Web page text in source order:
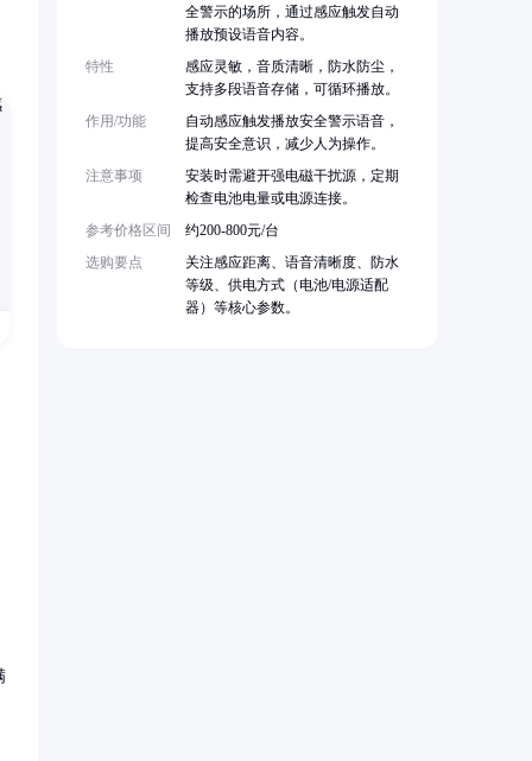
全警示的场所，通过感应触发自动
播放预设语音内容。
特性
感应灵敏，音质清晰，防水防尘，
支持多段语音存储，可循环播放。
作用/功能
自动感应触发播放安全警示语音，
提高安全意识，减少人为操作。
注意事项
安装时需避开强电磁干扰源，定期
检查电池电量或电源连接。
参考价格区间
约200-800元/台
选购要点
关注感应距离、语音清晰度、防水
等级、供电方式（电池/电源适配
器）等核心参数。